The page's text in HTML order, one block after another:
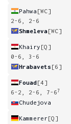
Pahwa [WC]
2-6, 2-6
Shmeleva[WC]
Khairy [Q]
0-6, 3-6
Hrabavets [6]
Fouad[4]
6-2, 2-6, 7-67
Chudejova
Kammerer[Q]